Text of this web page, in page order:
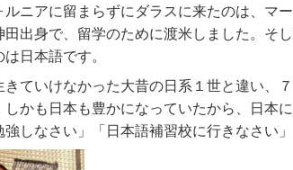
ニアに留まらずにダラスに来たのは、マ
出身で、留学のために渡米しました。そ
日本語です。
ていけなかった大昔の日系１世と違い、
かも日本も豊かになっていたから、日本
しなさい」「日本語補習校に行きなさい」